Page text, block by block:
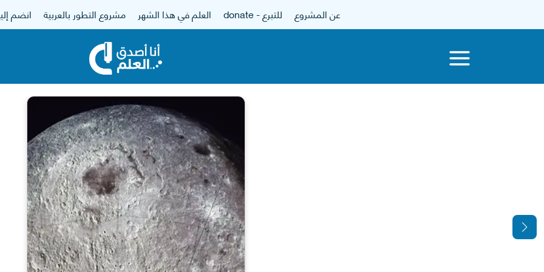
عن المشروع للتبرع - donate العلم في هذا الشهر مشروع التطور بالعربية انضم